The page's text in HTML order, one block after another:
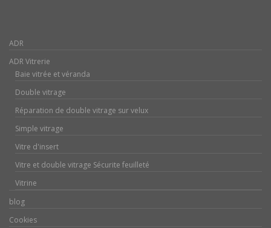
ADR
ADR Vitrerie
Baie vitrée et véranda
Double vitrage
Réparation de double vitrage sur velux
Simple vitrage
Vitre d'insert
Vitre et double vitrage Sécurite feuilleté
Vitrine
blog
Cookies